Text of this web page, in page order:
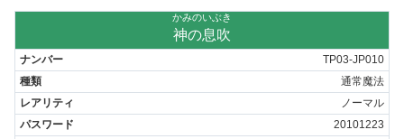
かみのいぶき
神の息吹
TP03-JP010
通常魔法
ノーマル
20101223